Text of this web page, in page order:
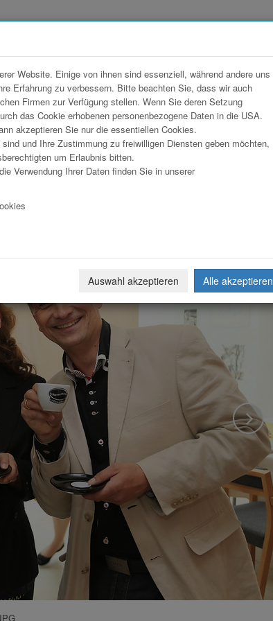
Download Weiterleiten
Website. Einige von ihnen sind essenziell, während andere uns
Erfahrung zu verbessern. Bitte beachten Sie, dass wir auch
Firmen zur Verfügung stellen. Wenn Sie deren Setzung
das Cookie erhobenen personenbezogene Daten in die USA.
akzeptieren Sie nur die essentiellen Cookies.
und Ihre Zustimmung zu freiwilligen Diensten geben möchten,
um Erlaubnis bitten.
Verwendung Ihrer Daten finden Sie in unserer
Auswahl akzeptieren Alle akzeptieren